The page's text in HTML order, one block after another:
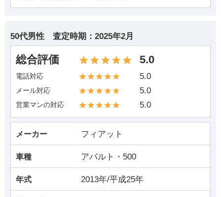
50代男性 査定時期： 2025年2月
総合評価 5.0
電話対応 5.0
メール対応 5.0
営業マンの対応 5.0
メーカー フィアット
車種 アバルト・500
年式 2013年/平成25年